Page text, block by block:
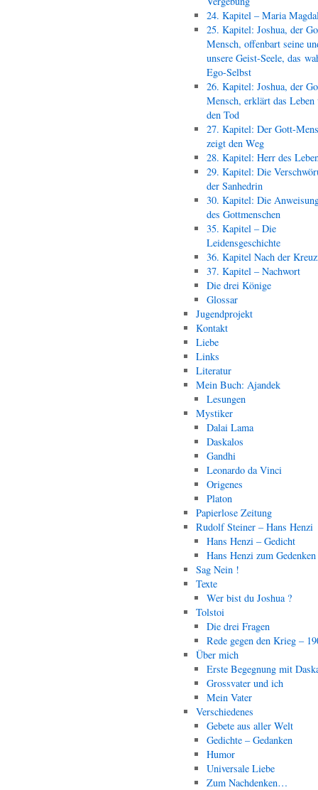
24. Kapitel – Maria
25. Kapitel: Joshua, der
Mensch, offenbart seine
unsere Geist-Seele, das
Ego-Selbst
26. Kapitel: Joshua, der
Mensch, erklärt das Leben
den Tod
27. Kapitel: Der Gott-
zeigt den Weg
28. Kapitel: Herr des
29. Kapitel: Die
der Sanhedrin
30. Kapitel: Die
des Gottmenschen
35. Kapitel – Die
Leidensgeschichte
36. Kapitel Nach der
37. Kapitel – Nachwort
Die drei Könige
Glossar
Jugendprojekt
Kontakt
Liebe
Links
Literatur
Mein Buch: Ajandek
Lesungen
Mystiker
Dalai Lama
Daskalos
Gandhi
Leonardo da Vinci
Origenes
Platon
Papierlose Zeitung
Rudolf Steiner – Hans Henzi
Hans Henzi – Gedicht
Hans Henzi zum Gedenken
Sag Nein !
Texte
Wer bist du Joshua ?
Tolstoi
Die drei Fragen
Rede gegen den Krieg –
Über mich
Erste Begegnung mit
Grossvater und ich
Mein Vater
Verschiedenes
Gebete aus aller Welt
Gedichte – Gedanken
Humor
Universale Liebe
Zum Nachdenken…